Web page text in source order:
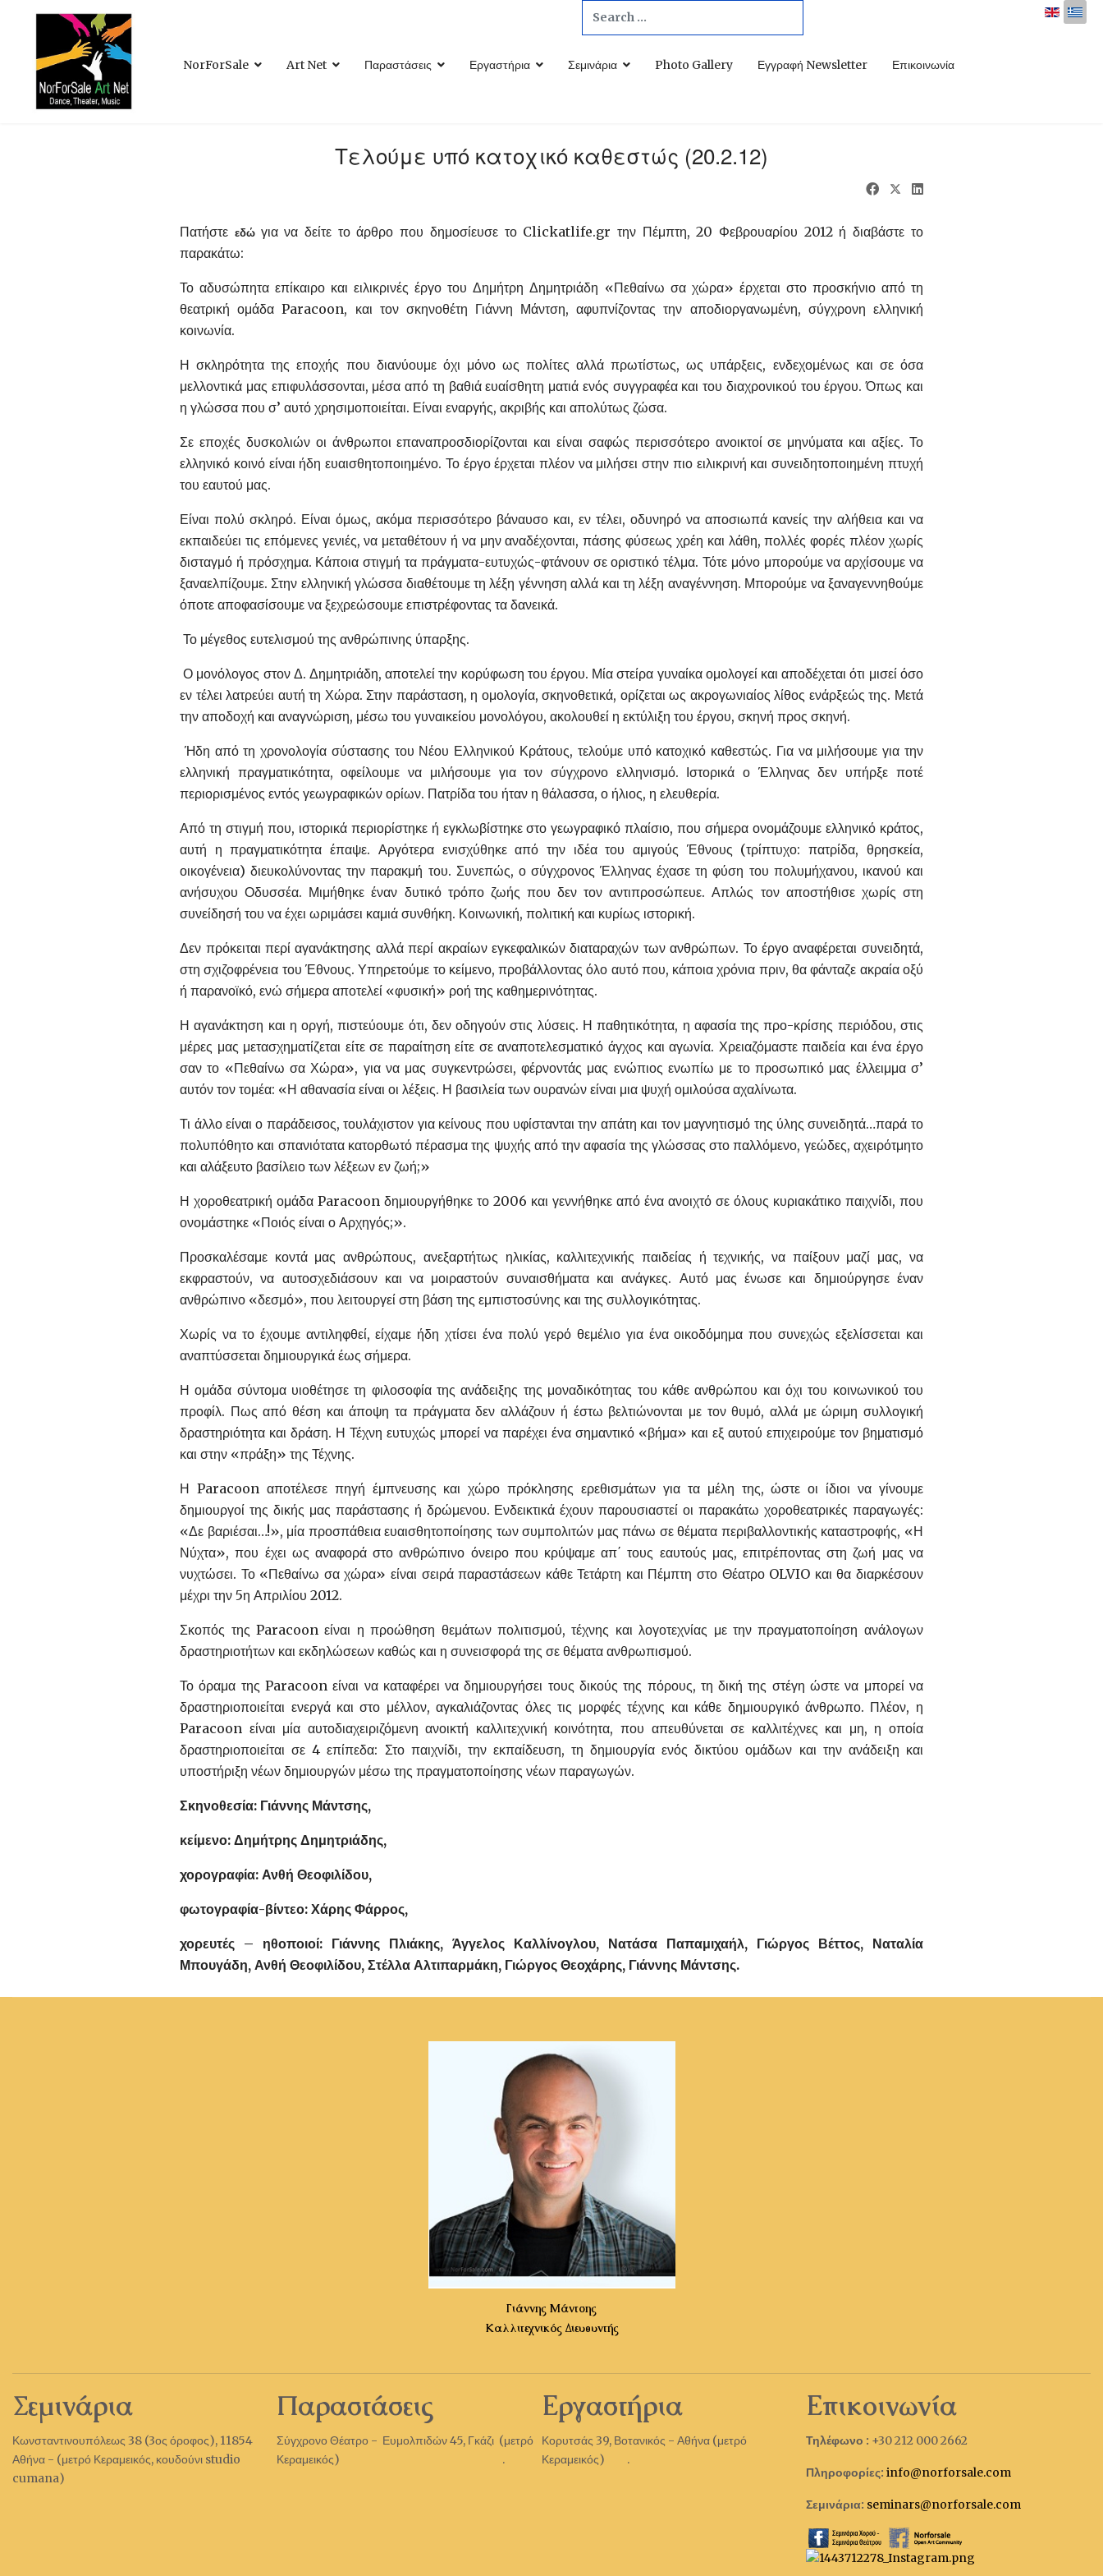
NorForSale Art Net Παραστάσεις Εργαστήρια Σεμινάρια Photo Gallery Εγγραφή Newsletter Επικοινωνία
Search
...
Τελούμε υπό κατοχικό καθεστώς (20.2.12)
Πατήστε εδώ για να δείτε το άρθρο που δημοσίευσε το Clickatlife.gr την Πέμπτη, 20 Φεβρουαρίου 2012 ή διαβάστε το
παρακάτω:
Το αδυσώπητα επίκαιρο και ειλικρινές έργο του Δημήτρη Δημητριάδη «Πεθαίνω σα χώρα» έρχεται στο προσκήνιο από τη
θεατρική ομάδα Paracoon, και τον σκηνοθέτη Γιάννη Μάντση, αφυπνίζοντας την αποδιοργανωμένη, σύγχρονη ελληνική
κοινωνία.
Η σκληρότητα της εποχής που διανύουμε όχι μόνο ως πολίτες αλλά πρωτίστως, ως υπάρξεις, ενδεχομένως και σε όσα
μελλοντικά μας επιφυλάσσονται, μέσα από τη βαθιά ευαίσθητη ματιά ενός συγγραφέα και του διαχρονικού του έργου. Όπως και
η γλώσσα που σ’ αυτό χρησιμοποιείται. Είναι εναργής, ακριβής και απολύτως ζώσα.
Σε εποχές δυσκολιών οι άνθρωποι επαναπροσδιορίζονται και είναι σαφώς περισσότερο ανοικτοί σε μηνύματα και αξίες. Το
ελληνικό κοινό είναι ήδη ευαισθητοποιημένο. Το έργο έρχεται πλέον να μιλήσει στην πιο ειλικρινή και συνειδητοποιημένη πτυχή
του εαυτού μας.
Είναι πολύ σκληρό. Είναι όμως, ακόμα περισσότερο βάναυσο και, εν τέλει, οδυνηρό να αποσιωπά κανείς την αλήθεια και να
εκπαιδεύει τις επόμενες γενιές, να μεταθέτουν ή να μην αναδέχονται, πάσης φύσεως χρέη και λάθη, πολλές φορές πλέον χωρίς
δισταγμό ή πρόσχημα. Κάποια στιγμή τα πράγματα-ευτυχώς-φτάνουν σε οριστικό τέλμα. Τότε μόνο μπορούμε να αρχίσουμε να
ξαναελπίζουμε. Στην ελληνική γλώσσα διαθέτουμε τη λέξη γέννηση αλλά και τη λέξη αναγέννηση. Μπορούμε να ξαναγεννηθούμε
όποτε αποφασίσουμε να ξεχρεώσουμε επιστρέφοντας τα δανεικά.
Το μέγεθος ευτελισμού της ανθρώπινης ύπαρξης.
Ο μονόλογος στον Δ. Δημητριάδη, αποτελεί την κορύφωση του έργου. Μία στείρα γυναίκα ομολογεί και αποδέχεται ότι μισεί όσο
εν τέλει λατρεύει αυτή τη Χώρα. Στην παράσταση, η ομολογία, σκηνοθετικά, ορίζεται ως ακρογωνιαίος λίθος ενάρξεώς της. Μετά
την αποδοχή και αναγνώριση, μέσω του γυναικείου μονολόγου, ακολουθεί η εκτύλιξη του έργου, σκηνή προς σκηνή.
Ήδη από τη χρονολογία σύστασης του Νέου Ελληνικού Κράτους, τελούμε υπό κατοχικό καθεστώς. Για να μιλήσουμε για την
ελληνική πραγματικότητα, οφείλουμε να μιλήσουμε για τον σύγχρονο ελληνισμό. Ιστορικά ο Έλληνας δεν υπήρξε ποτέ
περιορισμένος εντός γεωγραφικών ορίων. Πατρίδα του ήταν η θάλασσα, ο ήλιος, η ελευθερία.
Από τη στιγμή που, ιστορικά περιορίστηκε ή εγκλωβίστηκε στο γεωγραφικό πλαίσιο, που σήμερα ονομάζουμε ελληνικό κράτος,
αυτή η πραγματικότητα έπαψε. Αργότερα ενισχύθηκε από την ιδέα του αμιγούς Έθνους (τρίπτυχο: πατρίδα, θρησκεία,
οικογένεια) διευκολύνοντας την παρακμή του. Συνεπώς, ο σύγχρονος Έλληνας έχασε τη φύση του πολυμήχανου, ικανού και
ανήσυχου Οδυσσέα. Μιμήθηκε έναν δυτικό τρόπο ζωής που δεν τον αντιπροσώπευε. Απλώς τον αποστήθισε χωρίς στη
συνείδησή του να έχει ωριμάσει καμιά συνθήκη. Κοινωνική, πολιτική και κυρίως ιστορική.
Δεν πρόκειται περί αγανάκτησης αλλά περί ακραίων εγκεφαλικών διαταραχών των ανθρώπων. Το έργο αναφέρεται συνειδητά,
στη σχιζοφρένεια του Έθνους. Υπηρετούμε το κείμενο, προβάλλοντας όλο αυτό που, κάποια χρόνια πριν, θα φάνταζε ακραία οξύ
ή παρανοϊκό, ενώ σήμερα αποτελεί «φυσική» ροή της καθημερινότητας.
Η αγανάκτηση και η οργή, πιστεύουμε ότι, δεν οδηγούν στις λύσεις. Η παθητικότητα, η αφασία της προ-κρίσης περιόδου, στις
μέρες μας μετασχηματίζεται είτε σε παραίτηση είτε σε αναποτελεσματικό άγχος και αγωνία. Χρειαζόμαστε παιδεία και ένα έργο
σαν το «Πεθαίνω σα Χώρα», για να μας συγκεντρώσει, φέρνοντάς μας ενώπιος ενωπίω με το προσωπικό μας έλλειμμα σ’
αυτόν τον τομέα: «Η αθανασία είναι οι λέξεις. Η βασιλεία των ουρανών είναι μια ψυχή ομιλούσα αχαλίνωτα.
Τι άλλο είναι ο παράδεισος, τουλάχιστον για κείνους που υφίστανται την απάτη και τον μαγνητισμό της ύλης συνειδητά…παρά το
πολυπόθητο και σπανιότατα κατορθωτό πέρασμα της ψυχής από την αφασία της γλώσσας στο παλλόμενο, γεώδες, αχειρότμητο
και αλάξευτο βασίλειο των λέξεων εν ζωή;»
Η χοροθεατρική ομάδα Paracoon δημιουργήθηκε το 2006 και γεννήθηκε από ένα ανοιχτό σε όλους κυριακάτικο παιχνίδι, που
ονομάστηκε «Ποιός είναι ο Αρχηγός;».
Προσκαλέσαμε κοντά μας ανθρώπους, ανεξαρτήτως ηλικίας, καλλιτεχνικής παιδείας ή τεχνικής, να παίξουν μαζί μας, να
εκφραστούν, να αυτοσχεδιάσουν και να μοιραστούν συναισθήματα και ανάγκες. Αυτό μας ένωσε και δημιούργησε έναν
ανθρώπινο «δεσμό», που λειτουργεί στη βάση της εμπιστοσύνης και της συλλογικότητας.
Χωρίς να το έχουμε αντιληφθεί, είχαμε ήδη χτίσει ένα πολύ γερό θεμέλιο για ένα οικοδόμημα που συνεχώς εξελίσσεται και
αναπτύσσεται δημιουργικά έως σήμερα.
Η ομάδα σύντομα υιοθέτησε τη φιλοσοφία της ανάδειξης της μοναδικότητας του κάθε ανθρώπου και όχι του κοινωνικού του
προφίλ. Πως από θέση και άποψη τα πράγματα δεν αλλάζουν ή έστω βελτιώνονται με τον θυμό, αλλά με ώριμη συλλογική
δραστηριότητα και δράση. Η Τέχνη ευτυχώς μπορεί να παρέχει ένα σημαντικό «βήμα» και εξ αυτού επιχειρούμε τον βηματισμό
και στην «πράξη» της Τέχνης.
Η Paracoon αποτέλεσε πηγή έμπνευσης και χώρο πρόκλησης ερεθισμάτων για τα μέλη της, ώστε οι ίδιοι να γίνουμε
δημιουργοί της δικής μας παράστασης ή δρώμενου. Ενδεικτικά έχουν παρουσιαστεί οι παρακάτω χοροθεατρικές παραγωγές:
«Δε βαριέσαι…!», μία προσπάθεια ευαισθητοποίησης των συμπολιτών μας πάνω σε θέματα περιβαλλοντικής καταστροφής, «Η
Νύχτα», που έχει ως αναφορά στο ανθρώπινο όνειρο που κρύψαμε απ΄ τους εαυτούς μας, επιτρέποντας στη ζωή μας να
νυχτώσει. Το «Πεθαίνω σα χώρα» είναι σειρά παραστάσεων κάθε Τετάρτη και Πέμπτη στο Θέατρο OLVIO και θα διαρκέσουν
μέχρι την 5η Απριλίου 2012.
Σκοπός της Paracoon είναι η προώθηση θεμάτων πολιτισμού, τέχνης και λογοτεχνίας με την πραγματοποίηση ανάλογων
δραστηριοτήτων και εκδηλώσεων καθώς και η συνεισφορά της σε θέματα ανθρωπισμού.
Το όραμα της Paracoon είναι να καταφέρει να δημιουργήσει τους δικούς της πόρους, τη δική της στέγη ώστε να μπορεί να
δραστηριοποιείται ενεργά και στο μέλλον, αγκαλιάζοντας όλες τις μορφές τέχνης και κάθε δημιουργικό άνθρωπο. Πλέον, η
Paracoon είναι μία αυτοδιαχειριζόμενη ανοικτή καλλιτεχνική κοινότητα, που απευθύνεται σε καλλιτέχνες και μη, η οποία
δραστηριοποιείται σε 4 επίπεδα: Στο παιχνίδι, την εκπαίδευση, τη δημιουργία ενός δικτύου ομάδων και την ανάδειξη και
υποστήριξη νέων δημιουργών μέσω της πραγματοποίησης νέων παραγωγών.
Σκηνοθεσία: Γιάννης Μάντσης,
κείμενο: Δημήτρης Δημητριάδης,
χορογραφία: Ανθή Θεοφιλίδου,
φωτογραφία-βίντεο: Χάρης Φάρρος,
χορευτές – ηθοποιοί: Γιάννης Πλιάκης, Άγγελος Καλλίνογλου, Νατάσα Παπαμιχαήλ, Γιώργος Βέττος, Ναταλία
Μπουγάδη, Ανθή Θεοφιλίδου, Στέλλα Αλτιπαρμάκη, Γιώργος Θεοχάρης, Γιάννης Μάντσης.
Γιάννης Μάντσης
Καλλιτεχνικός Διευθυντής
Σεμινάρια
Κωνσταντινουπόλεως 38 (3ος όροφος), 11854
Αθήνα - (μετρό Κεραμεικός, κουδούνι studio
cumana)
Παραστάσεις
Σύγχρονο Θέατρο - Ευμολπιδών 45, Γκάζι (μετρό
Κεραμεικός) .
Εργαστήρια
Κορυτσάς 39, Βοτανικός - Αθήνα (μετρό
Κεραμεικός) .
Επικοινωνία
Τηλέφωνο : +30 212 000 2662
Πληροφορίες: info@norforsale.com
Σεμινάρια: seminars@norforsale.com